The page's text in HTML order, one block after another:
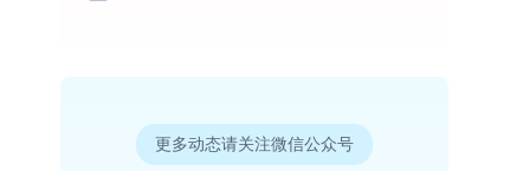
更多动态请关注微信公众号